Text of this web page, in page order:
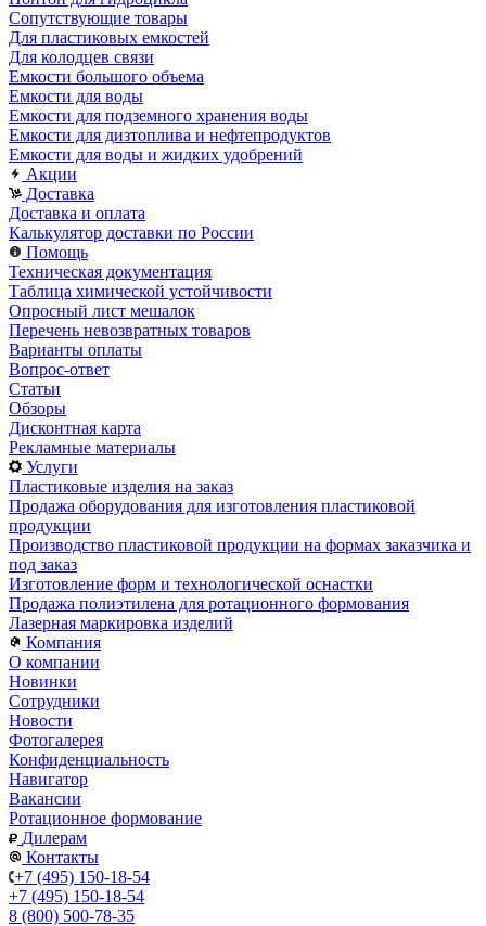
Сопутствующие товары
Для пластиковых емкостей
Для колодцев связи
Емкости большого объема
Емкости для воды
Емкости для подземного хранения воды
Емкости для дизтоплива и нефтепродуктов
Емкости для воды и жидких удобрений
Акции
Доставка
Доставка и оплата
Калькулятор доставки по России
Помощь
Техническая документация
Таблица химической устойчивости
Опросный лист мешалок
Перечень невозвратных товаров
Варианты оплаты
Вопрос-ответ
Статьи
Обзоры
Дисконтная карта
Рекламные материалы
Услуги
Пластиковые изделия на заказ
Продажа оборудования для изготовления пластиковой
продукции
Производство пластиковой продукции на формах заказчика и
под заказ
Изготовление форм и технологической оснастки
Продажа полиэтилена для ротационного формования
Лазерная маркировка изделий
Компания
О компании
Новинки
Сотрудники
Новости
Фотогалерея
Конфиденциальность
Навигатор
Вакансии
Ротационное формование
Дилерам
Контакты
+7 (495) 150-18-54
+7 (495) 150-18-54
8 (800) 500-78-35